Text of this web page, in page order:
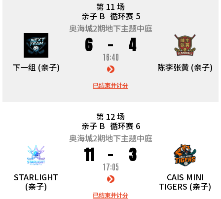
第 11 场
亲子 B 循环赛 5
奥海城2期地下主题中庭
下一组 (亲子)
6 4
16:40
已结束并计分
陈李张黄 (亲子)
第 12 场
亲子 B 循环赛 6
奥海城2期地下主题中庭
STARLIGHT
(亲子)
11 3
17:05
已结束并计分
CAIS MINI
TIGERS (亲子)